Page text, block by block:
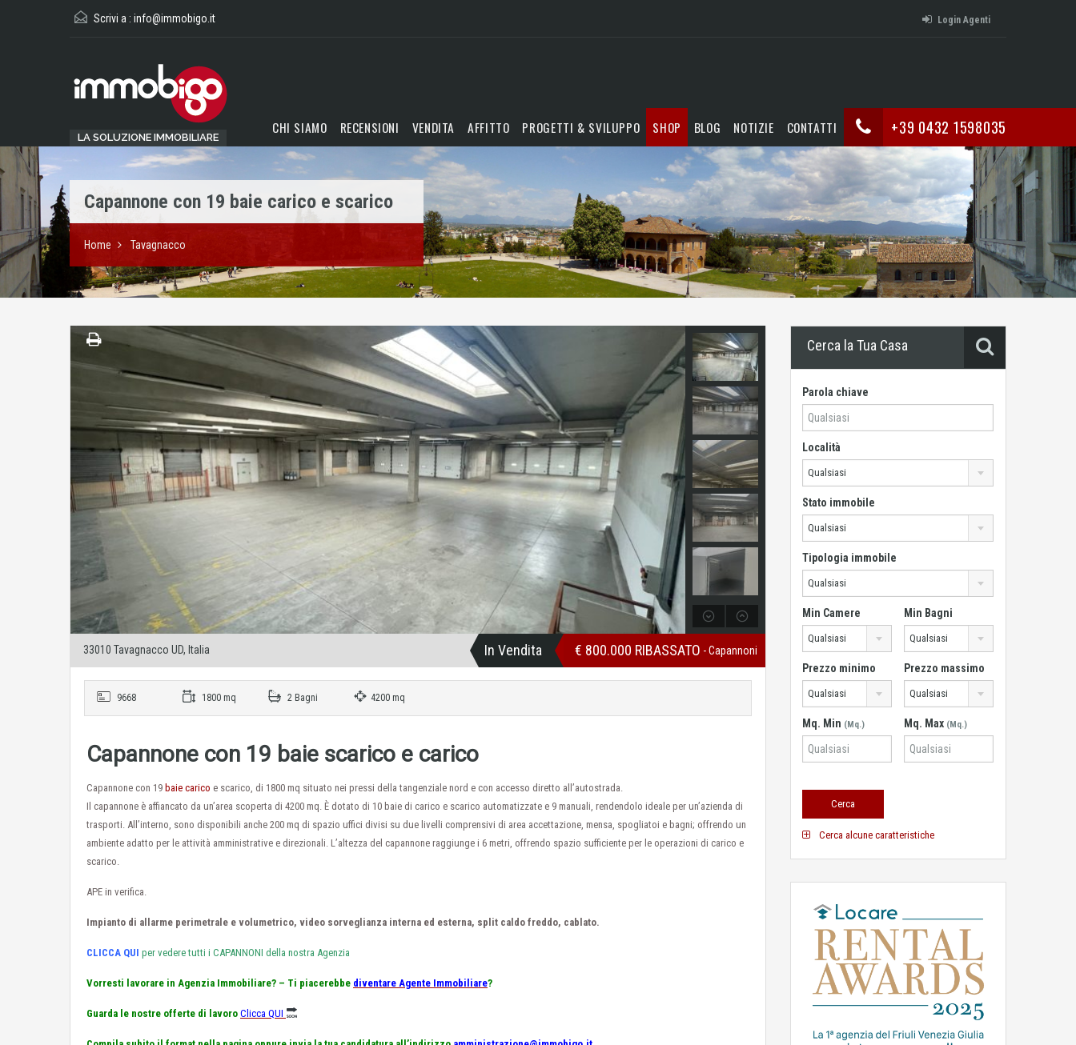
Scrivi a : info@immobigo.it Login Agenti
LA SOLUZIONE IMMOBILIARE +39 0432 1598035
CHI SIAMO RECENSIONI VENDITA AFFITTO PROGETTI & SVILUPPO SHOP BLOG NOTIZIE CONTATTI
Capannone con 19 baie carico e scarico
Home Tavagnacco
33010 Tavagnacco UD, Italia In Vendita € 800.000 RIBASSATO - Capannoni
9668 1800 mq 2 Bagni 4200 mq
Capannone con 19 baie scarico e carico
Capannone con 19 baie carico e scarico, di 1800 mq situato nei pressi della tangenziale nord e con accesso diretto all’autostrada.
Il capannone è affiancato da un’area scoperta di 4200 mq. È dotato di 10 baie di carico e scarico automatizzate e 9 manuali, rendendolo ideale per un’azienda di
trasporti. All’interno, sono disponibili anche 200 mq di spazio uffici divisi su due livelli comprensivi di area accettazione, mensa, spogliatoi e bagni; offrendo un
ambiente adatto per le attività amministrative e direzionali. L’altezza del capannone raggiunge i 6 metri, offrendo spazio sufficiente per le operazioni di carico e
scarico.
APE in verifica.
Impianto di allarme perimetrale e volumetrico, video sorveglianza interna ed esterna, split caldo freddo, cablato.
CLICCA QUI per vedere tutti i CAPANNONI della nostra Agenzia
Vorresti lavorare in Agenzia Immobiliare? – Ti piacerebbe diventare Agente Immobiliare?
Guarda le nostre offerte di lavoro Clicca QUI
Cerca la Tua Casa
Parola chiave
Località
Qualsiasi
Stato immobile
Qualsiasi
Tipologia immobile
Qualsiasi
Min Camere
Qualsiasi
Min Bagni
Qualsiasi
Prezzo minimo
Qualsiasi
Prezzo massimo
Qualsiasi
Mq. Min (Mq.) Mq. Max (Mq.)
Cerca alcune caratteristiche